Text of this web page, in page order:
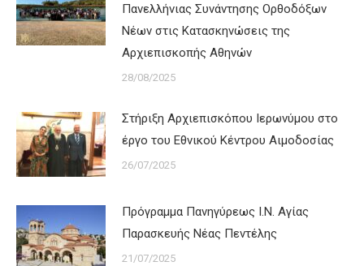
Πανελλήνιας Συνάντησης Ορθοδόξων
Νέων στις Κατασκηνώσεις της
Αρχιεπισκοπής Αθηνών
28/08/2025
Στήριξη Αρχιεπισκόπου Ιερωνύμου στο
έργο του Εθνικού Κέντρου Αιμοδοσίας
26/07/2025
Πρόγραμμα Πανηγύρεως Ι.Ν. Αγίας
Παρασκευής Νέας Πεντέλης
21/07/2025